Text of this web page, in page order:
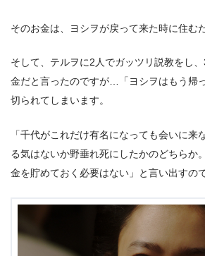
そのお金は、ヨシヲが戻って来た時に住む
そして、テルヲに2人でガッツリ説教をし
金だと言ったのですが…「ヨシヲはもう帰
切られてしまいます。
「千代がこれだけ有名になっても会いに来
る気はないか野垂れ死にしたかのどちらか
金を貯めておく必要はない」と言い出すので